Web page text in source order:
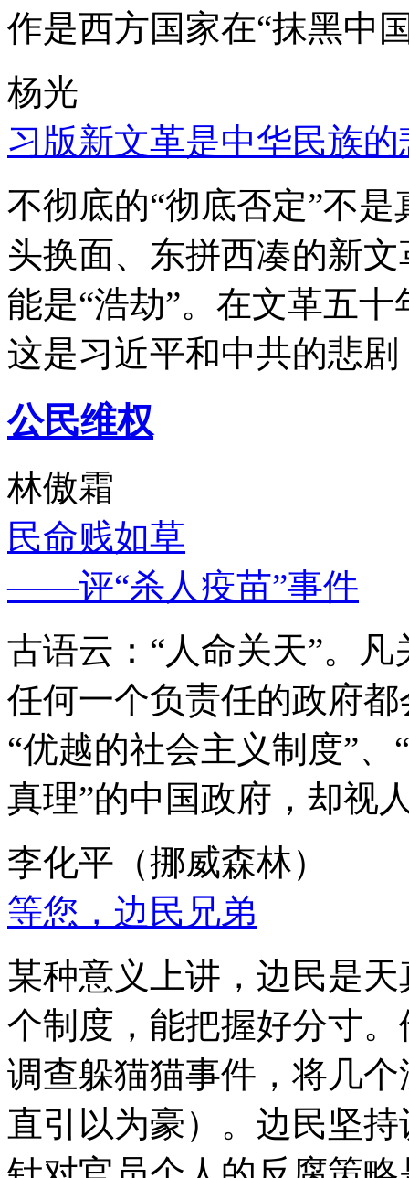
作是西方国家在“抹黑中
杨光
习版新文革是中华民族的
不彻底的“彻底否定”不
头换面、东拼西凑的新
能是“浩劫”。在文革五
这是习近平和中共的悲
公民维权
林傲霜
民命贱如草
——评“杀人疫苗”事件
古语云：“人命关天”。
任何一个负责任的政府
“优越的社会主义制度”
真理”的中国政府，却视
李化平（挪威森林）
等您，边民兄弟
某种意义上讲，边民是
个制度，能把握好分寸
调查躲猫猫事件，将几
直引以为豪）。边民坚